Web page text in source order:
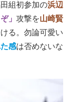
組初参加の浜辺
」 攻撃を山崎賢
る。勿論可愛い
感は否めないな